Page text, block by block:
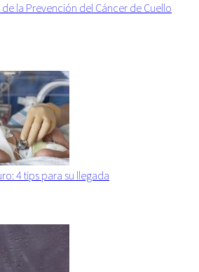
la Prevención del Cáncer de Cuello
4 tips para su llegada